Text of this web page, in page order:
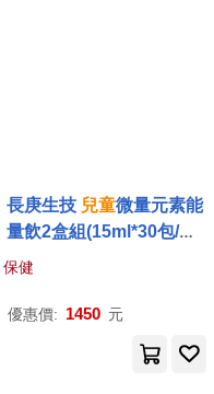
長庚生技 兒童微量元素能
量飲2盒組(15ml*30包/盒;
保健
優惠價: 1450 元